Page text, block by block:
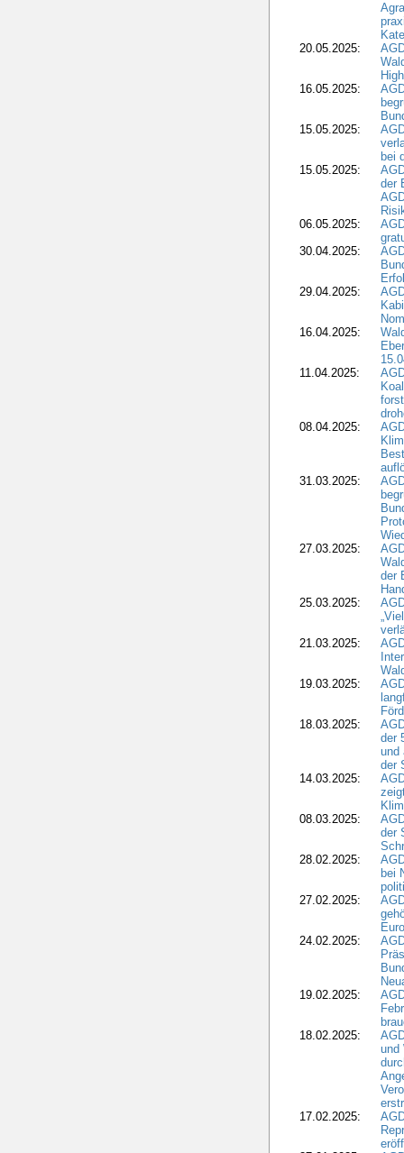
20.05.2025:
16.05.2025:
15.05.2025:
bei
15.05.2025:
der
06.05.2025:
30.04.2025:
29.04.2025:
16.04.2025:
11.04.2025:
08.04.2025:
31.03.2025:
27.03.2025:
der
25.03.2025:
21.03.2025:
19.03.2025:
18.03.2025:
der
und
der
14.03.2025:
08.03.2025:
der
28.02.2025:
bei
27.02.2025:
24.02.2025:
19.02.2025:
18.02.2025:
und
17.02.2025: